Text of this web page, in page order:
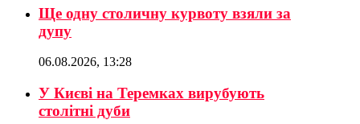
Ще одну столичну курвоту взяли за
дупу
06.08.2026, 13:28
У Києві на Теремках вирубують
столітні дуби